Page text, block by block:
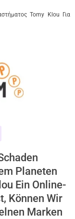
Tomy Klou Για
Planeten
Ein Online-
Können Wir
Marken